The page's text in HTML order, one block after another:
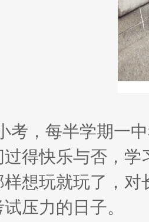
，每半学期一中
得快乐与否，
想玩就玩了，
压力的日子。